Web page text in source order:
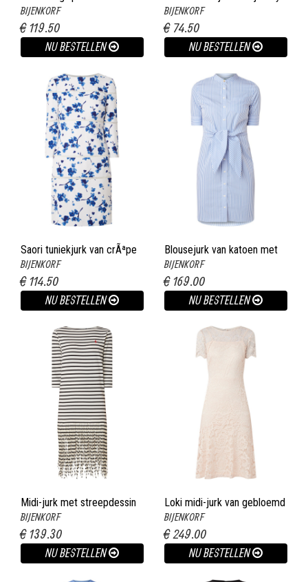
BIJENKORF
€ 119.50
NU BESTELLEN
met gerimpeld detail fuchsia
BIJENKORF
€ 74.50
NU BESTELLEN
Saori tuniekjurk van crÃªpe
met bloemendessin wit
BIJENKORF
€ 114.50
NU BESTELLEN
Blousejurk van katoen met
streepdessin lichtblauw
BIJENKORF
€ 169.00
NU BESTELLEN
Midi-jurk met streepdessin
en franjes zwart
BIJENKORF
€ 139.30
NU BESTELLEN
Loki midi-jurk van gebloemd
guipure kant lichtroze
BIJENKORF
€ 249.00
NU BESTELLEN